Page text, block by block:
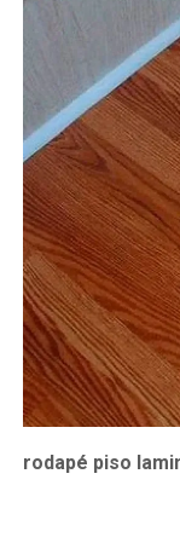
rodapé piso